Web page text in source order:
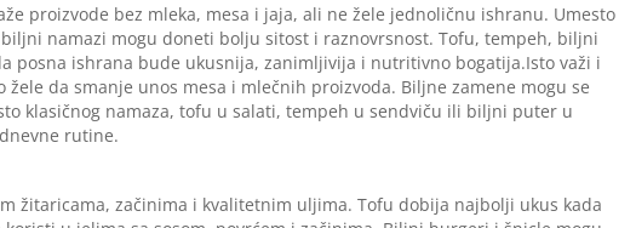
proizvode bez mleka, mesa i jaja, ali ne žele jednoličnu ishranu. Umesto
namazi mogu doneti bolju sitost i raznovrsnost. Tofu, tempeh, biljni
posna ishrana bude ukusnija, zanimljivija i nutritivno bogatija.Isto važi i
da smanje unos mesa i mlečnih proizvoda. Biljne zamene mogu se
klasičnog namaza, tofu u salati, tempeh u sendviču ili biljni puter u
rutine.
žitaricama, začinima i kvalitetnim uljima. Tofu dobija najbolji ukus kada